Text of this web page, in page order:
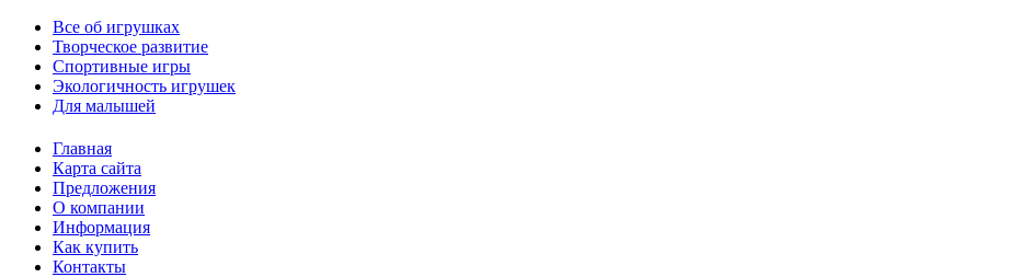
Все об игрушках
Творческое развитие
Спортивные игры
Экологичность игрушек
Для малышей
Главная
Карта сайта
Предложения
О компании
Информация
Как купить
Контакты